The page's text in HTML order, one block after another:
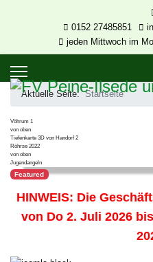
0152 27485851
jeden Mittwoch im
Aktuelle Seite:Startseite
Vöhrum 1
von oben
Tiefenkarte 3D von Handorf 2
Röhrse 2022
von oben
Jugendangeln
Featured
HINWEIS: Die
von Do 2. Juli 2026